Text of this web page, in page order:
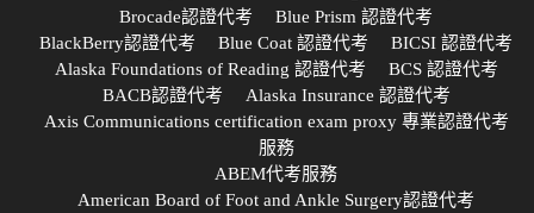
Brocade認證代考
Blue Prism 認證代考
BlackBerry認證代考
Blue Coat 認證代考
BICSI 認證代考
Alaska Foundations of Reading 認證代考
BCS 認證代考
BACB認證代考
Alaska Insurance 認證代考
Axis Communications certification exam proxy 專業認證代考
服務
ABEM代考服務
American Board of Foot and Ankle Surgery認證代考